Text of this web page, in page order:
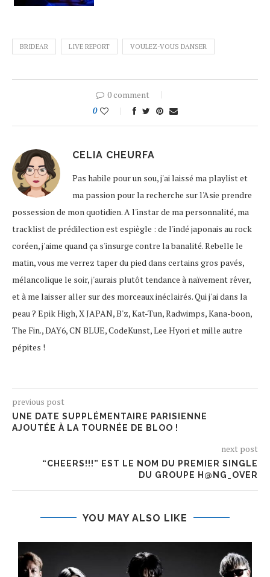
BRIDEAR LIVE REPORT VOULEZ-VOUS DANSER
0 comment
0
CELIA CHEURFA
Pas habile pour un sou, j'ai laissé ma playlist et
ma passion pour la recherche sur l'Asie prendre
possession de mon quotidien. A l'instar de ma personnalité, ma
tracklist de prédilection est espiègle : de l'indé japonais au rock
coréen, j'aime quand ça s'insurge contre la banalité. Rebelle le
matin, vous me verrez taper du pied dans certains gros pavés,
mélancolique le soir, j'aurais plutôt tendance à naïvement rêver,
et à me laisser aller sur des morceaux inéclairés. Qui j'ai dans la
peau ? Epik High, X JAPAN, B'z, Kat-Tun, Radwimps, Kana-boon,
The Fin., DAY6, CN BLUE, CodeKunst, Lee Hyori et mille autre
pépites !
previous post
UNE DATE SUPPLÉMENTAIRE PARISIENNE
AJOUTÉE À LA TOURNÉE DE BLOO !
next post
“CHEERS!!!” EST LE NOM DU PREMIER SINGLE
DU GROUPE H@NG_OVER
YOU MAY ALSO LIKE